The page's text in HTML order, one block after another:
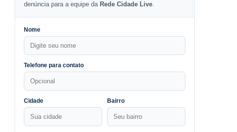
denúncia para a equipe da Rede Cidade Live.
Nome
Telefone para contato
Cidade Bairro